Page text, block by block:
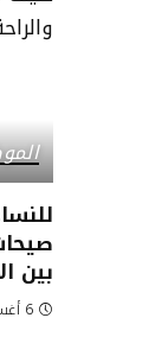
بين
6 أغسطس، 2026